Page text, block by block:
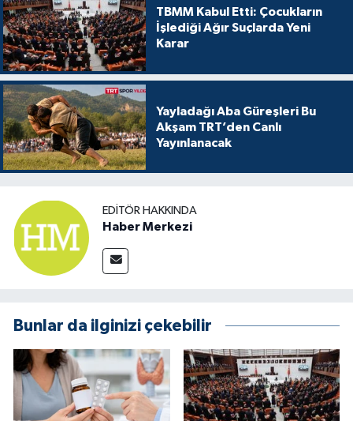
TBMM Kabul Etti: Çocukların
İşlediği Ağır Suçlarda Yeni
Karar
Yayladağı Aba Güreşleri Bu
Akşam TRT’den Canlı
Yayınlanacak
EDITÖR HAKKINDA
Haber Merkezi
Bunlar da ilginizi çekebilir